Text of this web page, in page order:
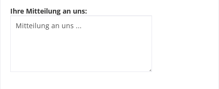
Ihre Mitteilung an uns: